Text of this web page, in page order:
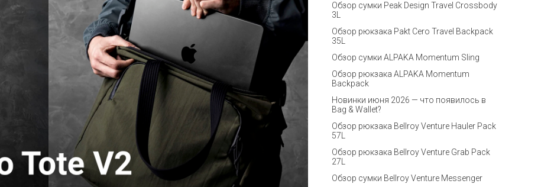
Обзор сумки Peak Design Travel Crossbody
3L
Обзор рюкзака Pakt Cero Travel Backpack
35L
Обзор сумки ALPAKA Momentum Sling
Обзор рюкзака ALPAKA Momentum
Backpack
Новинки июня 2026 — что появилось в
Bag & Wallet?
Обзор рюкзака Bellroy Venture Hauler Pack
57L
Обзор рюкзака Bellroy Venture Grab Pack
27L
Обзор сумки Bellroy Venture Messenger